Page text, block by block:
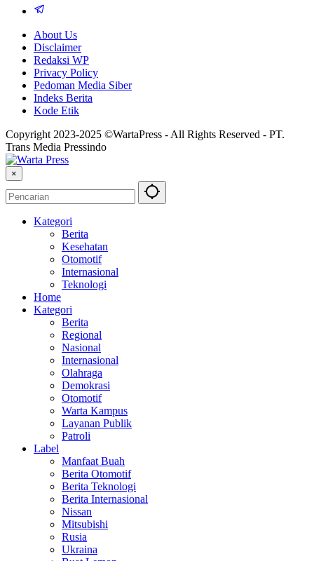
About Us
Disclaimer
Redaksi WP
Privacy Policy
Pedoman Media Siber
Indeks Berita
Kode Etik
Copyright 2023-2025 ©WartaPress - All Rights Reserved - PT.
Trans Media Pressindo
×
Kategori
Berita
Kesehatan
Otomotif
Internasional
Teknologi
Home
Kategori
Berita
Regional
Nasional
Internasional
Olahraga
Demokrasi
Otomotif
Warta Kampus
Layanan Publik
Patroli
Label
Manfaat Buah
Berita Otomotif
Berita Teknologi
Berita Internasional
Nissan
Mitsubishi
Rusia
Ukraina